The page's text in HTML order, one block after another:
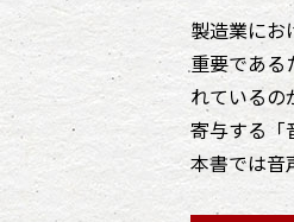
製造業にお
重要である
れているの
寄与する「
本書では音